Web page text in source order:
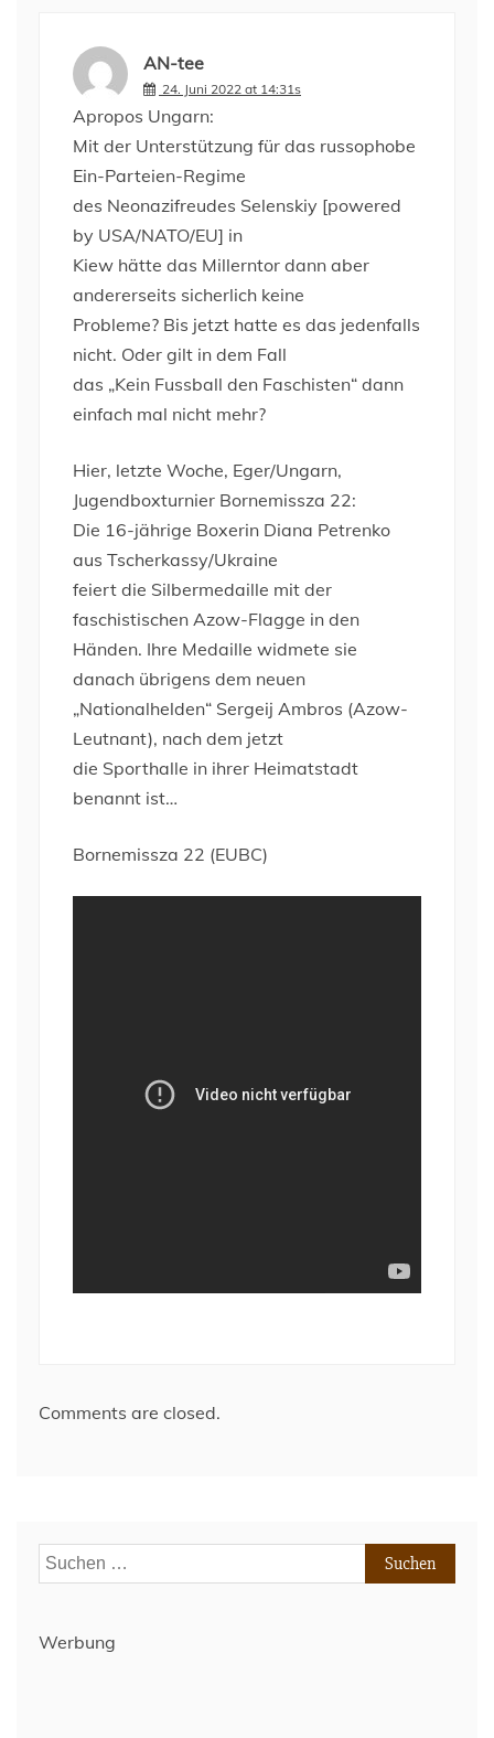
AN-tee
24. Juni 2022 at 14:31s
Apropos Ungarn:
Mit der Unterstützung für das russophobe
Ein-Parteien-Regime
des Neonazifreudes Selenskiy [powered
by USA/NATO/EU] in
Kiew hätte das Millerntor dann aber
andererseits sicherlich keine
Probleme? Bis jetzt hatte es das jedenfalls
nicht. Oder gilt in dem Fall
das „Kein Fussball den Faschisten“ dann
einfach mal nicht mehr?
Hier, letzte Woche, Eger/Ungarn,
Jugendboxturnier Bornemissza 22:
Die 16-jährige Boxerin Diana Petrenko
aus Tscherkassy/Ukraine
feiert die Silbermedaille mit der
faschistischen Azow-Flagge in den
Händen. Ihre Medaille widmete sie
danach übrigens dem neuen
„Nationalhelden“ Sergeij Ambros (Azow-
Leutnant), nach dem jetzt
die Sporthalle in ihrer Heimatstadt
benannt ist…
Bornemissza 22 (EUBC)
Comments are closed.
Suchen
nach:
Werbung